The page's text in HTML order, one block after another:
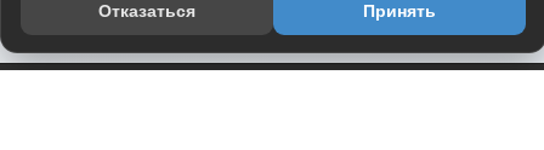
Отказаться
Принять